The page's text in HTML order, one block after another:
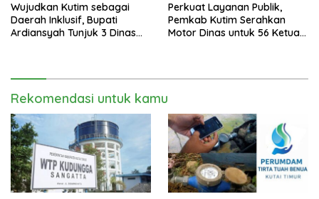
Wujudkan Kutim sebagai
Daerah Inklusif, Bupati
Ardiansyah Tunjuk 3 Dinas
Perkuat Layanan Publik,
Pemkab Kutim Serahkan
Motor Dinas untuk 56 Ketua
Rekomendasi untuk kamu